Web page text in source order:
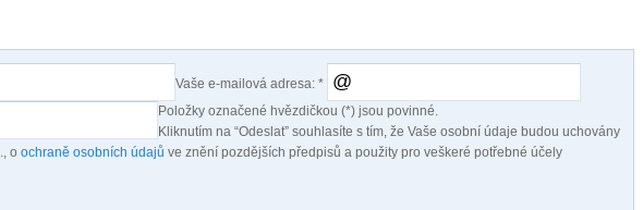
Vaše e-mailová adresa: *
Položky označené hvězdičkou (*) jsou povinné.
Kliknutím na “Odeslat” souhlasíte s tím, že Vaše osobní údaje budou uchovány
o ochraně osobních údajů ve znění pozdějších předpisů a použity pro veškeré potřebné účely